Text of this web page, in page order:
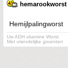
hemarookworst
Hemijlpalingworst
Uw ADH vitamine Worst
Met vriendelijke groenten